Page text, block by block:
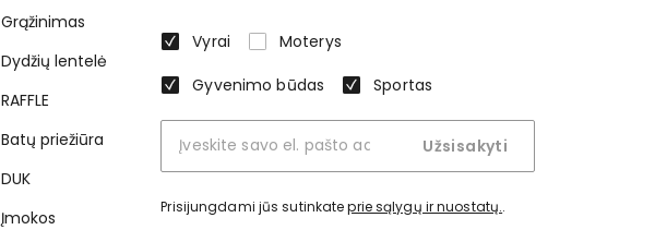
Grąžinimas
Dydžių lentelė
RAFFLE
Batų priežiūra
DUK
Įmokos
Vyrai
Moterys
Gyvenimo būdas
Sportas
Užsisakyti
Prisijungdami jūs sutinkateprie sąlygų ir nuostatų..